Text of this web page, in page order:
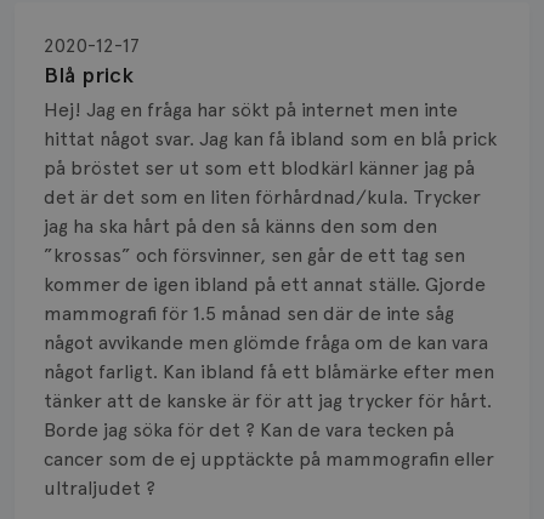
Blå prick
2020-12-17
Hej! Jag en fråga har sökt på internet men inte
hittat något svar. Jag kan få ibland som en blå prick
på bröstet ser ut som ett blodkärl känner jag på
det är det som en liten förhårdnad/kula. Trycker
jag ha ska hårt på den så känns den som den
”krossas” och försvinner, sen går de ett tag sen
kommer de igen ibland på ett annat ställe. Gjorde
mammografi för 1.5 månad sen där de inte såg
något avvikande men glömde fråga om de kan vara
något farligt. Kan ibland få ett blåmärke efter men
tänker att de kanske är för att jag trycker för hårt.
Borde jag söka för det ? Kan de vara tecken på
cancer som de ej upptäckte på mammografin eller
ultraljudet ?
Biopsi
Biverkningar
Bröstvårta
Knöl
Läkemedel
Typ av bröstcancer
Smärta
Prognos
Risker